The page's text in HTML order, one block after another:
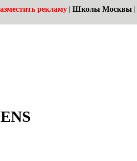
рекламу | Школы Москвы |